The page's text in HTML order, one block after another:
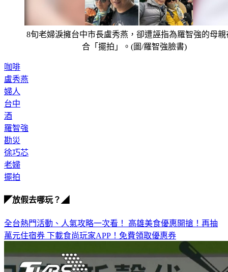
8旬老婦淚擁台中市長盧秀燕，卻遭誣指為羅智強的母親
合「擺拍」。(圖/羅智強臉書)
咖啡
盧秀燕
婦人
台中
酒
羅智強
勘災
徐巧芯
老婦
擺拍
◤放假去哪玩？◢
全台熱門活動、人氣攻略一次看！ 高雄美食優惠開搶！再抽
萬元住宿券 下載食尚玩家APP！免費領取優惠券